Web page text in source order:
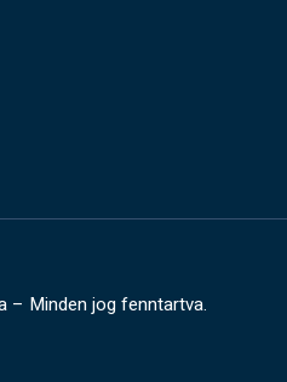
– Minden jog fenntartva.